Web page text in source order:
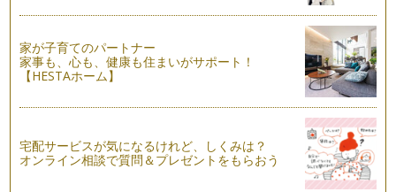
夏休みを前にして、私の住んでいるエリアでは各幼稚園の説明
会、見学会のポスターを多く目にする…
梅雨を素敵に過ごす！雨の日の上質マナー
関東地方も梅雨入りしましたね。観測史上３番目に早い梅雨入
りだそうです・・・。 春と…
美ママ的 アクセサリーマナー
季節も暖かくなり、アクセサリーが映える服装が多くなります
家が子育てのパートナー
家事も、心も、健康も住まいがサポート！
【HESTAホーム】
宅配サービスが気になるけれど、しくみは？
オンライン相談で質問＆プレゼントをもらおう